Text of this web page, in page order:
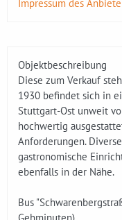
Impressum des
Objektbeschreibung
Diese zum Verkauf
1930 befindet sich in
Stuttgart-Ost unweit
hochwertig
Anforderungen.
gastronomische
ebenfalls in der Nähe.
Bus